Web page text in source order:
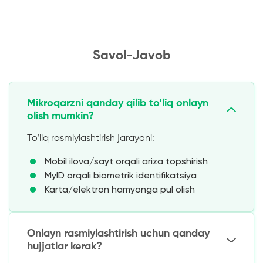
Savol-Javob
Mikroqarzni qanday qilib to‘liq onlayn
olish mumkin?
To‘liq rasmiylashtirish jarayoni:
Mobil ilova/sayt orqali ariza topshirish
MyID orqali biometrik identifikatsiya
Karta/elektron hamyonga pul olish
Onlayn rasmiylashtirish uchun qanday
hujjatlar kerak?